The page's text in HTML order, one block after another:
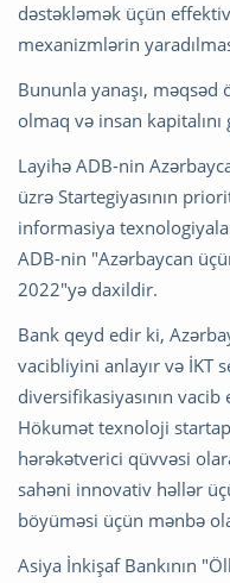
dəstəkləmək üçün
mexanizmlərin
Bununla yanaşı, məqsəd
olmaq və insan
Layihə ADB-nin
üzrə Startegiyasının
informasiya
ADB-nin "Azərbaycan
2022"yə daxildir.
Bank qeyd edir ki,
vacibliyini anlayır və İKT
diversifikasiyasının
Hökumət texnoloji
hərəkətverici qüvvəsi
sahəni innovativ həllər
böyüməsi üçün mənbə
Asiya İnkişaf Bankının